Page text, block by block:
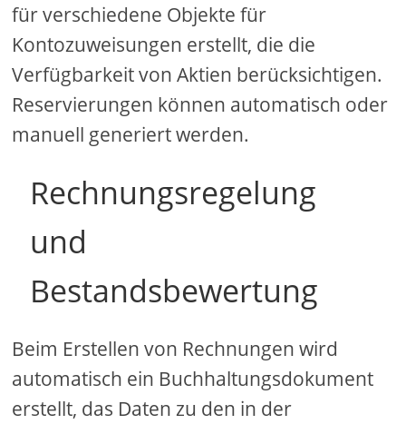
für verschiedene Objekte für
Kontozuweisungen erstellt, die die
Verfügbarkeit von Aktien berücksichtigen.
Reservierungen können automatisch oder
manuell generiert werden.
Rechnungsregelung
und
Bestandsbewertung
Beim Erstellen von Rechnungen wird
automatisch ein Buchhaltungsdokument
erstellt, das Daten zu den in der